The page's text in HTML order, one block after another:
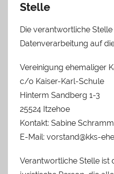
Stelle
Die verantwortliche
Datenverarbeitung auf
Vereinigung ehemaliger
c/o Kaiser-Karl-Schule
Hinterm Sandberg 1-3
25524 Itzehoe
Kontakt: Sabine
E-Mail: vorstand@kks-
Verantwortliche Stelle ist